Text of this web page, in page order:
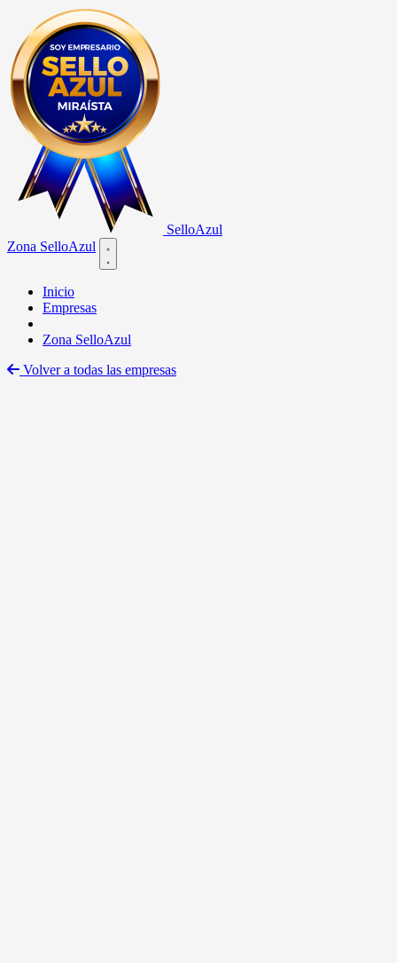
SelloAzul
Zona SelloAzul
Open main menu
Inicio
Empresas
Zona SelloAzul
Volver a todas las empresas